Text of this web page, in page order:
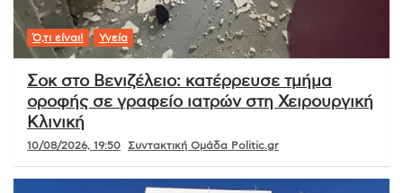
Ό,τι είναι! Υγεία
Σοκ στο Βενιζέλειο: κατέρρευσε τμήμα
οροφής σε γραφείο ιατρών στη Χειρουργική
Κλινική
10/08/2026, 19:50 Συντακτική Ομάδα Politic.gr